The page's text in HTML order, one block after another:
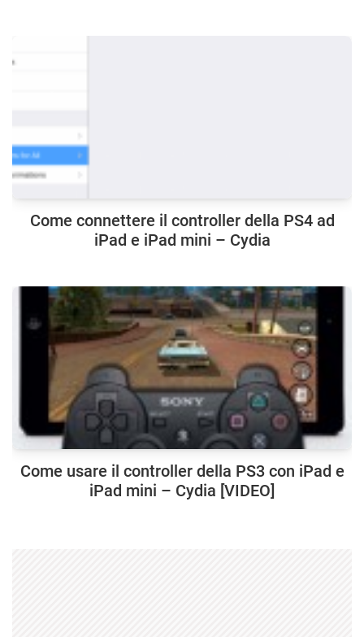
Come connettere il controller della PS4 ad
iPad e iPad mini – Cydia
Come usare il controller della PS3 con iPad e
iPad mini – Cydia [VIDEO]